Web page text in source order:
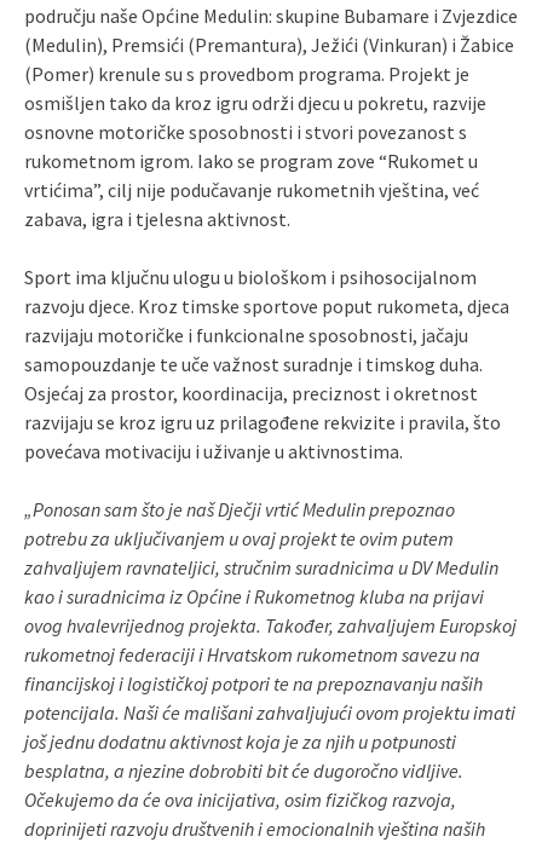
području naše Općine Medulin: skupine Bubamare i Zvjezdice
(Medulin), Premsići (Premantura), Ježići (Vinkuran) i Žabice
(Pomer) krenule su s provedbom programa. Projekt je
osmišljen tako da kroz igru održi djecu u pokretu, razvije
osnovne motoričke sposobnosti i stvori povezanost s
rukometnom igrom. Iako se program zove “Rukomet u
vrtićima”, cilj nije podučavanje rukometnih vještina, već
zabava, igra i tjelesna aktivnost.
Sport ima ključnu ulogu u biološkom i psihosocijalnom
razvoju djece. Kroz timske sportove poput rukometa, djeca
razvijaju motoričke i funkcionalne sposobnosti, jačaju
samopouzdanje te uče važnost suradnje i timskog duha.
Osjećaj za prostor, koordinacija, preciznost i okretnost
razvijaju se kroz igru uz prilagođene rekvizite i pravila, što
povećava motivaciju i uživanje u aktivnostima.
„Ponosan sam što je naš Dječji vrtić Medulin prepoznao
potrebu za uključivanjem u ovaj projekt te ovim putem
zahvaljujem ravnateljici, stručnim suradnicima u DV Medulin
kao i suradnicima iz Općine i Rukometnog kluba na prijavi
ovog hvalevrijednog projekta. Također, zahvaljujem Europskoj
rukometnoj federaciji i Hrvatskom rukometnom savezu na
financijskoj i logističkoj potpori te na prepoznavanju naših
potencijala. Naši će mališani zahvaljujući ovom projektu imati
još jednu dodatnu aktivnost koja je za njih u potpunosti
besplatna, a njezine dobrobiti bit će dugoročno vidljive.
Očekujemo da će ova inicijativa, osim fizičkog razvoja,
doprinijeti razvoju društvenih i emocionalnih vještina naših